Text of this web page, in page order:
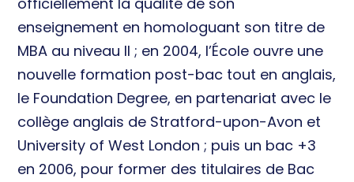
enseignement en homologuant son titre de
MBA au niveau II ; en 2004, l’École ouvre une
nouvelle formation post-bac tout en anglais,
le Foundation Degree, en partenariat avec le
collège anglais de Stratford-upon-Avon et
University of West London ; puis un bac +3
en 2006, pour former des titulaires de Bac